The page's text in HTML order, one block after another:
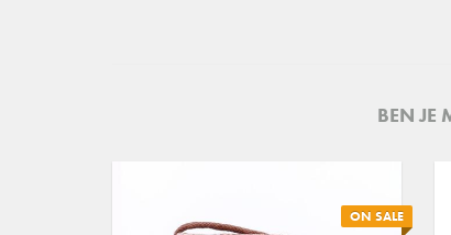
BEN JE
ON SALE